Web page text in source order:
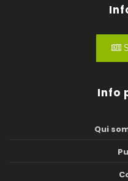
Info
Qui